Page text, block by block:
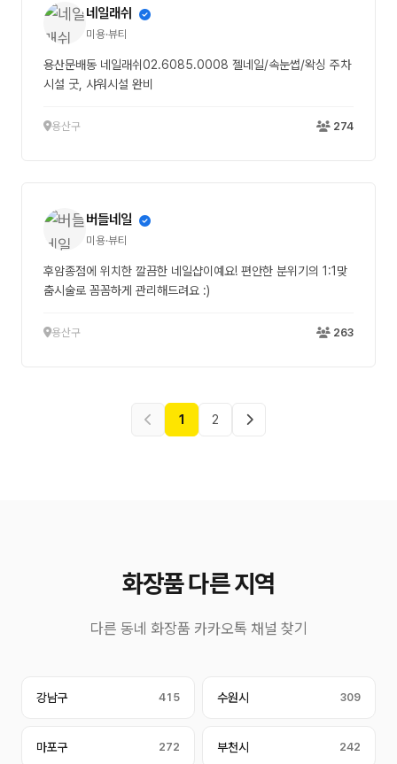
네일래쉬
미용·뷰티
용산문배동 네일래쉬02.6085.0008 젤네일/속눈썹/왁싱 주차
시설 굿, 샤워시설 완비
용산구 274
버들네일
미용·뷰티
후암종점에 위치한 깔끔한 네일샵이예요! 편안한 분위기의 1:1맞
춤시술로 꼼꼼하게 관리해드려요 :)
용산구 263
1 2
화장품 다른 지역
다른 동네 화장품 카카오톡 채널 찾기
강남구 415 수원시 309
마포구 272 부천시 242